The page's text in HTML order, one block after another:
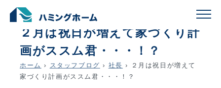
schedule
２月は祝日が増えて家づくり計
画がススム君・・・！？
ホーム › スタッフブログ › 社長 ›
２月は祝日が増えて
家づくり計画がススム君・・・！？